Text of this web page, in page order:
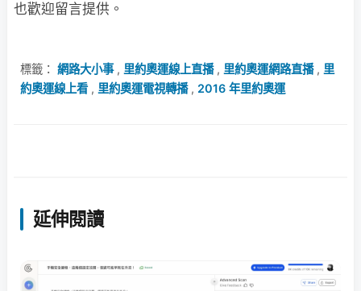
也歡迎留言提供。
標籤： 網路大小事, 里約奧運線上直播, 里約奧運網路直播, 里
約奧運線上看, 里約奧運電視轉播, 2016 年里約奧運
延伸閱讀